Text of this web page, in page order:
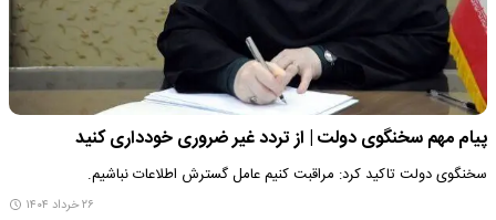
پیام مهم سخنگوی دولت | از تردد غیر ضروری خودداری کنید
سخنگوی دولت تاکید کرد: مراقبت کنیم عامل گسترش اطلاعات نباشیم.
۲۶ خرداد ۱۴۰۴